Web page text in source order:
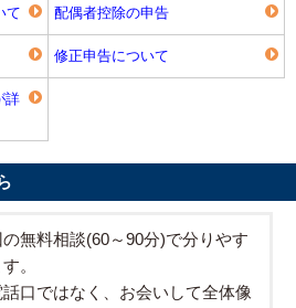
て 配偶者控除の申告
修正申告について
詳
無料相談(60～90分)で分りやす
。
口ではなく、お会いして全体像